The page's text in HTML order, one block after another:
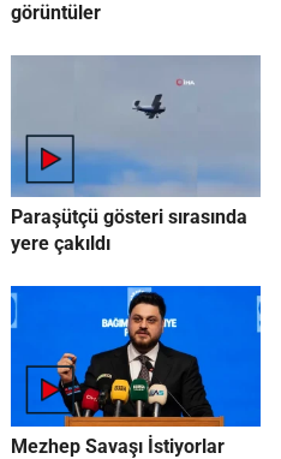
görüntüler
Paraşütçü gösteri sırasında
yere çakıldı
Mezhep Savaşı İstiyorlar